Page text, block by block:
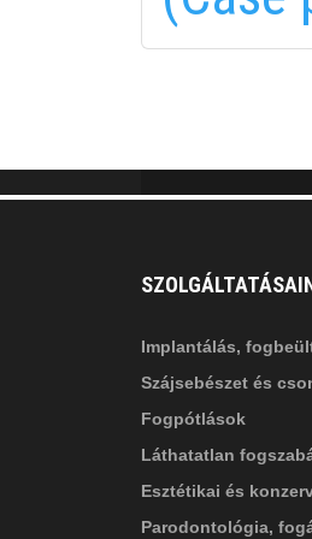
MINKET
Implantálás,
Szájsebészet és
Fogpótlások
Láthatatlan
Esztétikai és
Parodontológia,